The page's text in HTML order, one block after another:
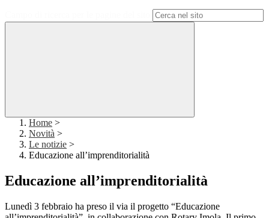
Home >
Novità >
Le notizie >
Educazione all’imprenditorialità
Educazione all’imprenditorialità
Lunedì 3 febbraio ha preso il via il progetto “Educazione